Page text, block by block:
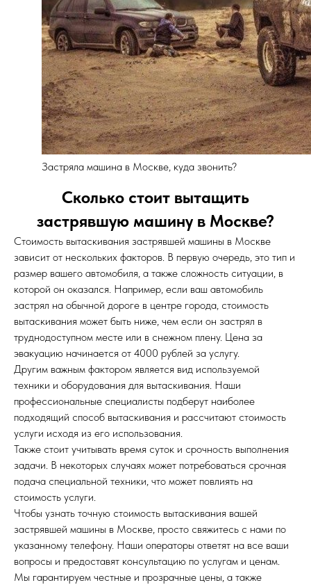
Застряла машина в Москве, куда звонить?
Сколько стоит вытащить
застрявшую машину в Москве?
Стоимость вытаскивания застрявшей машины в Москве
зависит от нескольких факторов. В первую очередь, это тип и
размер вашего автомобиля, а также сложность ситуации, в
которой он оказался. Например, если ваш автомобиль
застрял на обычной дороге в центре города, стоимость
вытаскивания может быть ниже, чем если он застрял в
труднодоступном месте или в снежном плену. Цена за
эвакуацию начинается от 4000 рублей за услугу.
Другим важным фактором является вид используемой
техники и оборудования для вытаскивания. Наши
профессиональные специалисты подберут наиболее
подходящий способ вытаскивания и рассчитают стоимость
услуги исходя из его использования.
Также стоит учитывать время суток и срочность выполнения
задачи. В некоторых случаях может потребоваться срочная
подача специальной техники, что может повлиять на
стоимость услуги.
Чтобы узнать точную стоимость вытаскивания вашей
застрявшей машины в Москве, просто свяжитесь с нами по
указанному телефону. Наши операторы ответят на все ваши
вопросы и предоставят консультацию по услугам и ценам.
Мы гарантируем честные и прозрачные цены, а также